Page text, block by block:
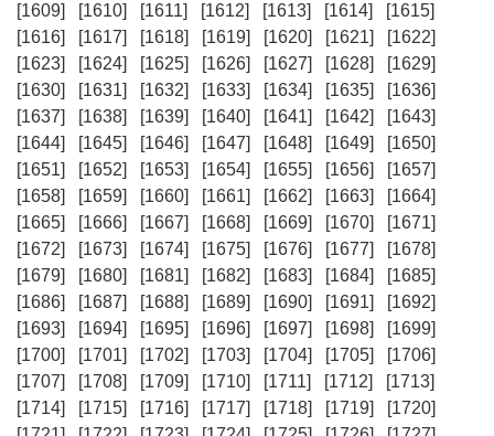
[1609]
[1610] [1611] [1612] [1613] [1614]
[1615]
[1616]
[1617] [1618] [1619] [1620] [1621]
[1622]
[1623]
[1624] [1625] [1626] [1627] [1628]
[1629]
[1630]
[1631] [1632] [1633] [1634] [1635]
[1636]
[1637]
[1638] [1639] [1640] [1641] [1642]
[1643]
[1644]
[1645] [1646] [1647] [1648] [1649]
[1650]
[1651]
[1652] [1653] [1654] [1655] [1656]
[1657]
[1658]
[1659] [1660] [1661] [1662] [1663]
[1664]
[1665]
[1666] [1667] [1668] [1669] [1670]
[1671]
[1672]
[1673] [1674] [1675] [1676] [1677]
[1678]
[1679]
[1680] [1681] [1682] [1683] [1684]
[1685]
[1686]
[1687] [1688] [1689] [1690] [1691]
[1692]
[1693]
[1694] [1695] [1696] [1697] [1698]
[1699]
[1700]
[1701] [1702] [1703] [1704] [1705]
[1706]
[1707]
[1708] [1709] [1710] [1711] [1712]
[1713]
[1714]
[1715] [1716] [1717] [1718] [1719]
[1720]